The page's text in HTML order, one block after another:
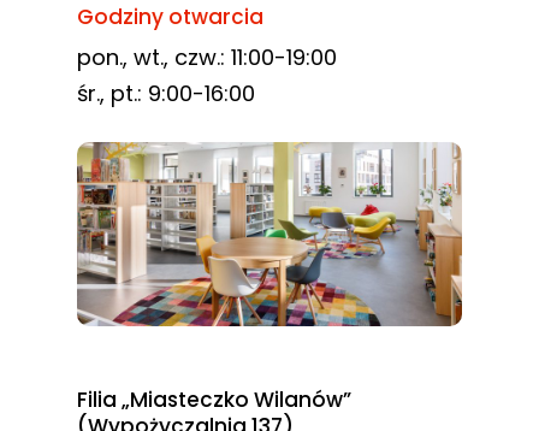
Godziny otwarcia
pon., wt., czw.: 11:00-19:00
śr., pt.: 9:00-16:00
Filia „Miasteczko Wilanów”